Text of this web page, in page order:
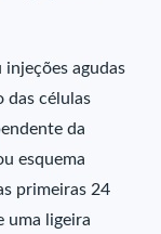
agudas
das células
da
esquema
primeiras 24
uma ligeira